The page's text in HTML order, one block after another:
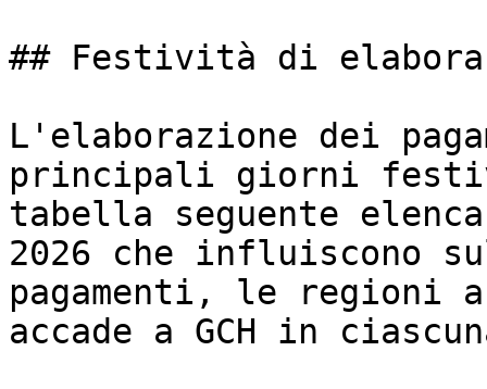
## Festività di
L'elaborazione dei
principali giorni
tabella seguente
2026 che influiscono
pagamenti, le regioni
accade a GCH in